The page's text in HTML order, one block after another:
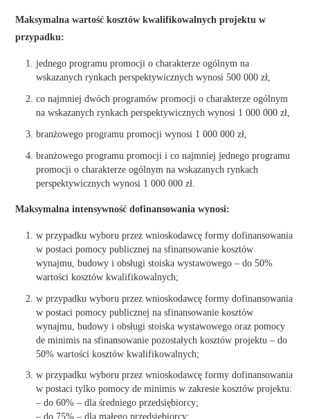
Maksymalna wartość kosztów kwalifikowalnych projektu w
przypadku:
jednego programu promocji o charakterze ogólnym na
wskazanych rynkach perspektywicznych wynosi 500 000 zł,
co najmniej dwóch programów promocji o charakterze ogólnym
na wskazanych rynkach perspektywicznych wynosi 1 000 000 zł,
branżowego programu promocji wynosi 1 000 000 zł,
branżowego programu promocji i co najmniej jednego programu
promocji o charakterze ogólnym na wskazanych rynkach
perspektywicznych wynosi 1 000 000 zł.
Maksymalna intensywność dofinansowania wynosi:
w przypadku wyboru przez wnioskodawcę formy dofinansowania
w postaci pomocy publicznej na sfinansowanie kosztów
wynajmu, budowy i obsługi stoiska wystawowego – do 50%
wartości kosztów kwalifikowalnych;
w przypadku wyboru przez wnioskodawcę formy dofinansowania
w postaci pomocy publicznej na sfinansowanie kosztów
wynajmu, budowy i obsługi stoiska wystawowego oraz pomocy
de minimis na sfinansowanie pozostałych kosztów projektu – do
50% wartości kosztów kwalifikowalnych;
w przypadku wyboru przez wnioskodawcę formy dofinansowania
w postaci tylko pomocy de minimis w zakresie kosztów projektu:
– do 60% – dla średniego przedsiębiorcy;
– do 75% – dla małego przedsiębiorcy;